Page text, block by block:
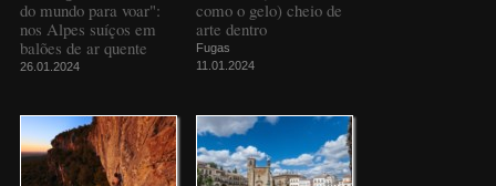
do mundo para voar":
nos Alpes suíços em
balões de ar quente
26.01.2024
como o gelo) cheio de
arte dentro
Fugas
11.01.2024